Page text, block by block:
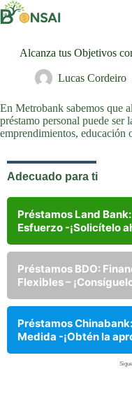
Saltar
al
Alcanza tus Objetivos
Lucas Cordeiro
En Metrobank sabemos que
préstamo personal puede ser
emprendimientos, educación
Adecuado para ti
Préstamos Land
Esfuerzo -¡Solicítelo
Préstamos BDO:
Flexibles –
Préstamos
Medida -¡Obtén la